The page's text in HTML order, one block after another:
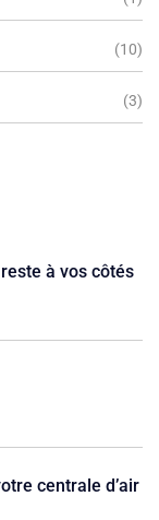
(10)
(3)
à vos côtés
centrale d’air